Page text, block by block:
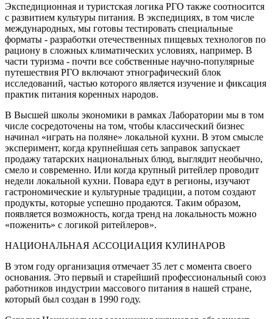
Экспедиционная и туристская логика РГО также соотносится
с развитием культуры питания. В экспедициях, в том числе
международных, мы готовы тестировать специальные
форматы - разработки отечественных пищевых технологов по
рациону в сложных климатических условиях, например. В
части туризма - почти все собственные научно-популярные
путешествия РГО включают этнографический блок
исследований, частью которого является изучение и фиксация
практик питания коренных народов.
В Высшей школы экономики в рамках Лаборатории мы в том
числе сосредоточены на том, чтобы классический бизнес
начинал «играть на поляне» локальной кухни. В этом смысле
эксперимент, когда крупнейшая сеть заправок запускает
продажу татарских национальных блюд, выглядит необычно,
смело и современно. Или когда крупный ритейлер проводит
недели локальной кухни. Повара едут в регионы, изучают
гастрономические и культурные традиции, а потом создают
продукты, которые успешно продаются. Таким образом,
появляется возможность, когда тренд на локальность можно
«поженить» с логикой ритейлеров».
НАЦИОНАЛЬНАЯ АССОЦИАЦИЯ КУЛИНАРОВ
В этом году организация отмечает 35 лет с момента своего
основания. Это первый и старейший профессиональный союз
работников индустрии массового питания в нашей стране,
который был создан в 1990 году.